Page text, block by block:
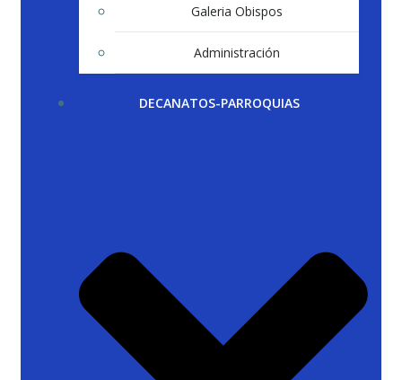
Galeria Obispos
Administración
DECANATOS-PARROQUIAS